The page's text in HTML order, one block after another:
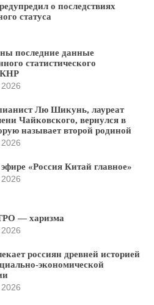
о последствиях
статуса
последние данные
статистического
КНР
2026
Лю Шикунь, лауреат
Чайковского, вернулся в
называет второй родиной
2026
эфире «Россия Китай главное»
2026
— харизма
2026
россиян древней историей
экономической